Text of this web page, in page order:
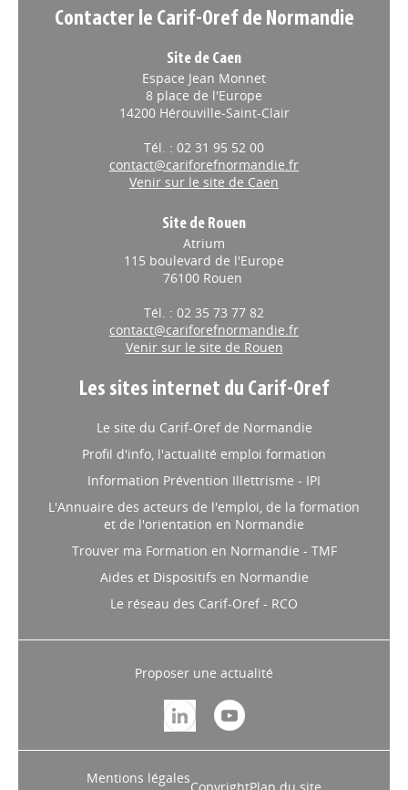
Contacter le Carif-Oref de Normandie
Site de Caen
Espace Jean Monnet
8 place de l'Europe
14200 Hérouville-Saint-Clair
Tél. : 02 31 95 52 00
contact@cariforefnormandie.fr
Venir sur le site de Caen
Site de Rouen
Atrium
115 boulevard de l'Europe
76100 Rouen
Tél. : 02 35 73 77 82
contact@cariforefnormandie.fr
Venir sur le site de Rouen
Les sites internet du Carif-Oref
Le site du Carif-Oref de Normandie
Profil d'info, l'actualité emploi formation
Information Prévention Illettrisme - IPI
L'Annuaire des acteurs de l'emploi, de la formation
et de l'orientation en Normandie
Trouver ma Formation en Normandie - TMF
Aides et Dispositifs en Normandie
Le réseau des Carif-Oref - RCO
Proposer une actualité
Mentions légales